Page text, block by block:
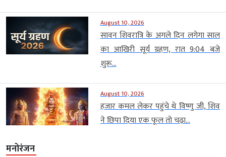
August 10, 2026
सावन शिवरात्रि के अगले दिन लगेगा साल
का आखिरी सूर्य ग्रहण, रात 9:04 बजे
शुरू...
August 10, 2026
हजार कमल लेकर पहुंचे थे विष्णु जी, शिव
ने छिपा दिया एक फूल तो चढ़ा...
मनोरंजन